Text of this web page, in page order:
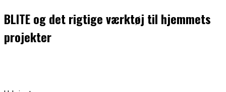
BLITE og det rigtige værktøj til hjemmets
projekter